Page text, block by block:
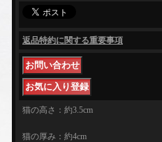
返品特約に関する重要事項
猫の高さ：約3.5cm
猫の厚み：約4cm